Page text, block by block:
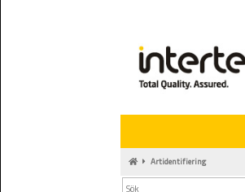
Artidentifiering